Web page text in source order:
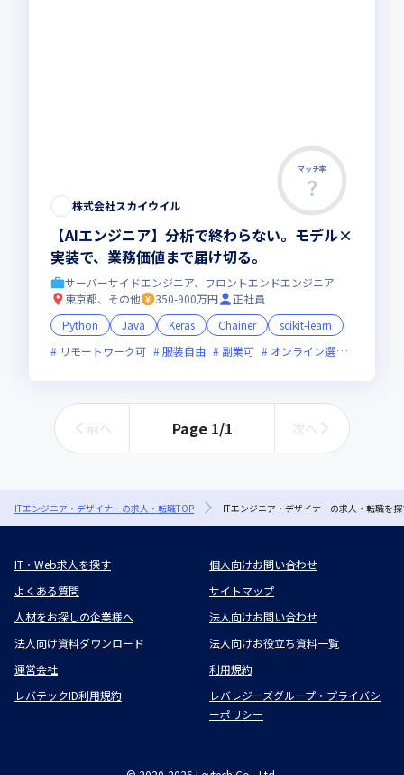
マッチ率
株式会社スカイウイル
【AIエンジニア】分析で終わらない。モデル×
実装で、業務価値まで届け切る。
サーバーサイドエンジニア、フロントエンドエンジニア
東京都、その他
350-900万円
正社員
Python
Java Keras Chainer
scikit-learn
リモートワーク可
服装自由 副業可 オンライン選考可
前へ Page 1/1 次へ
ITエンジニア・デザイナーの求人・転職TOP ITエンジニア・デザイナーの求人・転職を
IT・Web求人を探す
個人向けお問い合わせ
よくある質問
サイトマップ
人材をお探しの企業様へ
法人向けお問い合わせ
法人向け資料ダウンロード
法人向けお役立ち資料一覧
運営会社
利用規約
レバテックID利用規約
レバレジーズグループ・プライバシ
ーポリシー